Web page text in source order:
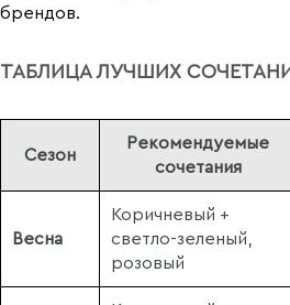
брендов.
ТАБЛИЦА ЛУЧШИХ
Сезон
Рекомендуемые
сочетания
Весна
Коричневый +
светло-зеленый,
розовый